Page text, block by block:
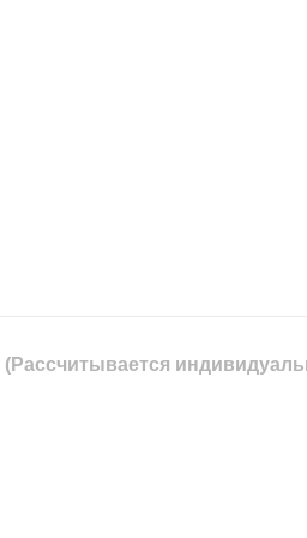
(Рассчитывается